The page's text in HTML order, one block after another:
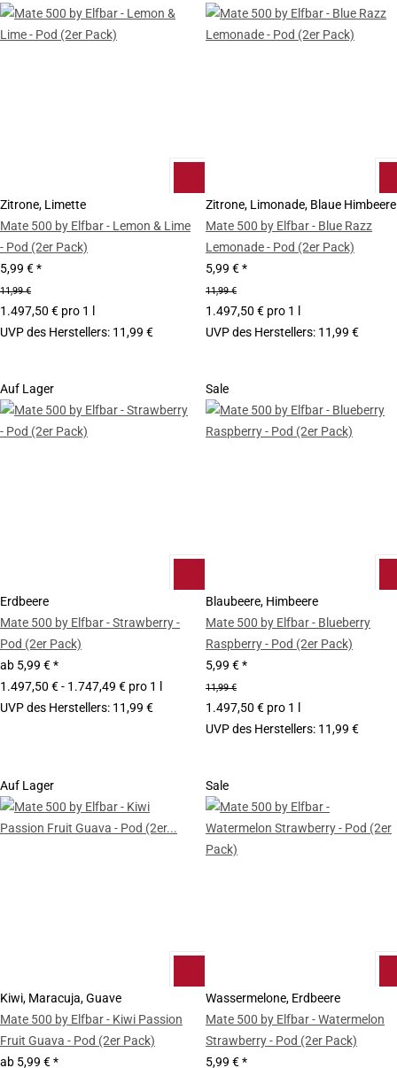
Zitrone, Limette
Mate 500 by Elfbar - Lemon & Lime
- Pod (2er Pack)
5,99 €*
11,99 €
1.497,50 € pro 1 l
UVP des Herstellers: 11,99 €
Zitrone, Limonade, Blaue Himbeere
Mate 500 by Elfbar - Blue Razz
Lemonade - Pod (2er Pack)
5,99 €*
11,99 €
1.497,50 € pro 1 l
UVP des Herstellers: 11,99 €
Auf Lager
Erdbeere
Mate 500 by Elfbar - Strawberry -
Pod (2er Pack)
ab 5,99 €*
1.497,50 € - 1.747,49 € pro 1 l
UVP des Herstellers: 11,99 €
Sale
Blaubeere, Himbeere
Mate 500 by Elfbar - Blueberry
Raspberry - Pod (2er Pack)
5,99 €*
11,99 €
1.497,50 € pro 1 l
UVP des Herstellers: 11,99 €
Auf Lager
Kiwi, Maracuja, Guave
Mate 500 by Elfbar - Kiwi Passion
Fruit Guava - Pod (2er Pack)
ab 5,99 €*
Sale
Wassermelone, Erdbeere
Mate 500 by Elfbar - Watermelon
Strawberry - Pod (2er Pack)
5,99 €*